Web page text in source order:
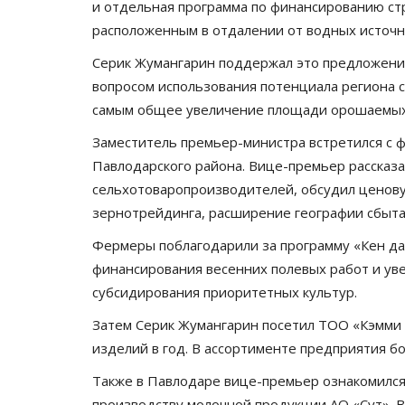
и отдельная программа по финансированию
расположенным в отдалении от водных
Серик Жумангарин поддержал это
вопросом использования потенциала
самым общее увеличение площади
Заместитель премьер-министра встретился с
Павлодарского района. Вице-премьер
сельхотоваропроизводителей, обсудил
зернотрейдинга, расширение географии
Фермеры поблагодарили за программу «Кен
финансирования весенних полевых работ и
субсидирования приоритетных культур.
Затем Серик Жумангарин посетил ТОО
изделий в год. В ассортименте предприятия
Также в Павлодаре вице-премьер
Волейбол